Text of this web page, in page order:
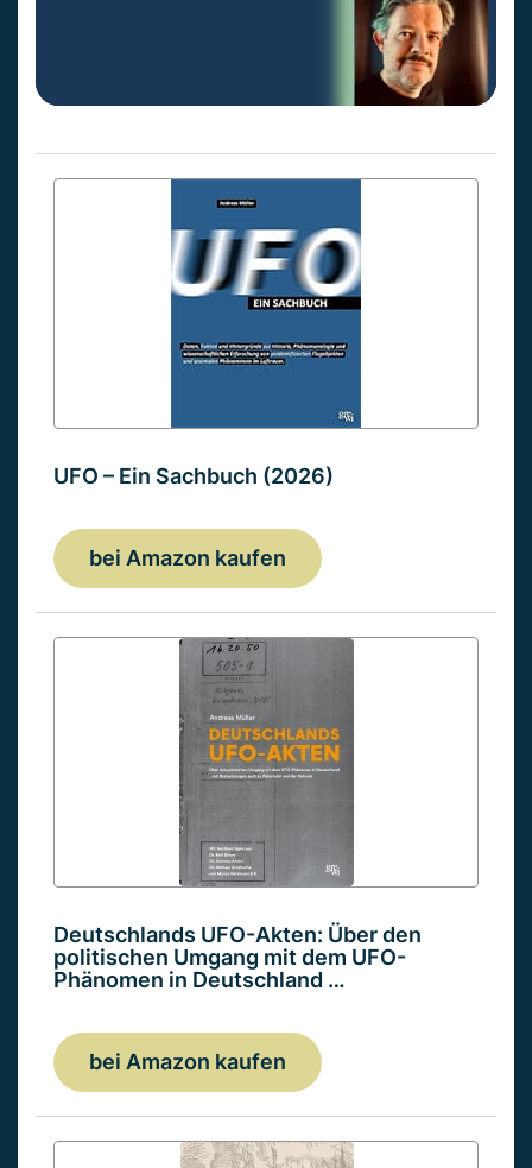
UFO – Ein Sachbuch (2026)
bei Amazon kaufen
Deutschlands UFO-Akten: Über den
politischen Umgang mit dem UFO-
Phänomen in Deutschland …
bei Amazon kaufen